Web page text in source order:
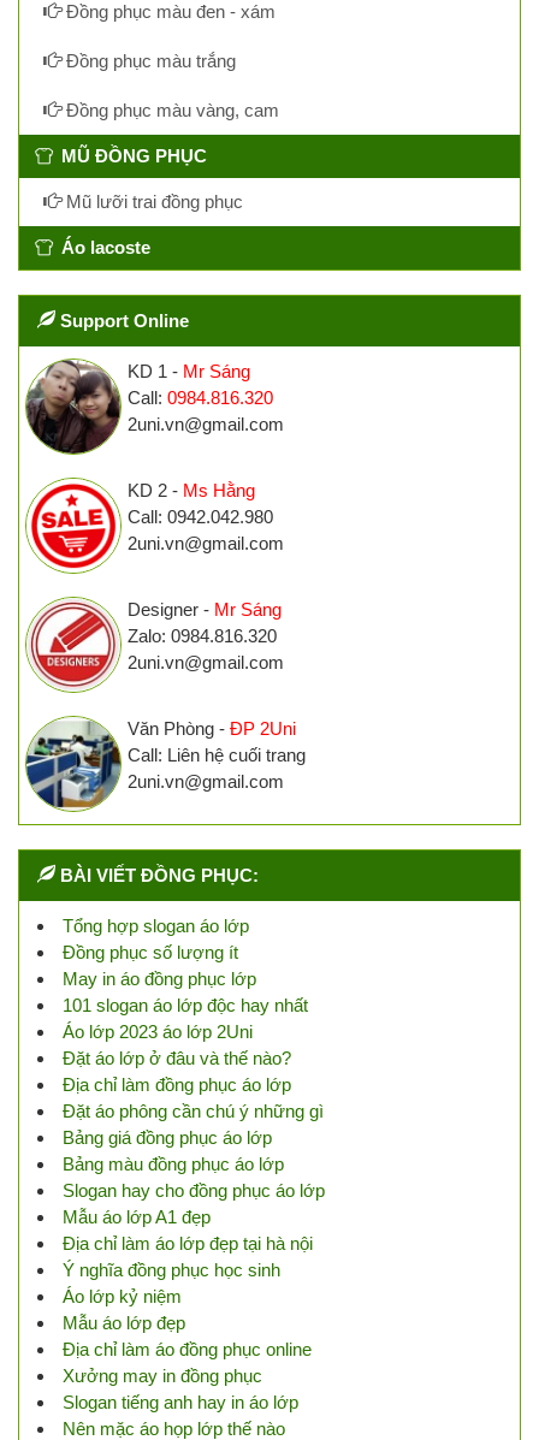
Đồng phục màu đen - xám
Đồng phục màu trắng
Đồng phục màu vàng, cam
MŨ ĐỒNG PHỤC
Mũ lưỡi trai đồng phục
Áo lacoste
Support Online
KD 1 - Mr Sáng
Call: 0984.816.320
2uni.vn@gmail.com
KD 2 - Ms Hằng
Call: 0942.042.980
2uni.vn@gmail.com
Designer - Mr Sáng
Zalo: 0984.816.320
2uni.vn@gmail.com
Văn Phòng - ĐP 2Uni
Call: Liên hệ cuối trang
2uni.vn@gmail.com
BÀI VIẾT ĐỒNG PHỤC:
Tổng hợp slogan áo lớp
Đồng phục số lượng ít
May in áo đồng phục lớp
101 slogan áo lớp độc hay nhất
Áo lớp 2023 áo lớp 2Uni
Đặt áo lớp ở đâu và thế nào?
Địa chỉ làm đồng phục áo lớp
Đặt áo phông cần chú ý những gì
Bảng giá đồng phục áo lớp
Bảng màu đồng phục áo lớp
Slogan hay cho đồng phục áo lớp
Mẫu áo lớp A1 đẹp
Địa chỉ làm áo lớp đẹp tại hà nội
Ý nghĩa đồng phục học sinh
Áo lớp kỷ niệm
Mẫu áo lớp đẹp
Địa chỉ làm áo đồng phục online
Xưởng may in đồng phục
Slogan tiếng anh hay in áo lớp
Nên mặc áo họp lớp thế nào